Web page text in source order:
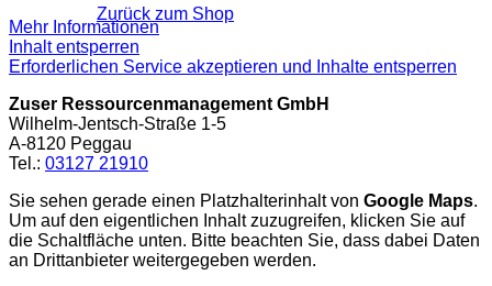
Zurück zum Shop
Mehr Informationen
Inhalt entsperren
Erforderlichen Service akzeptieren und Inhalte entsperren
Zuser Ressourcenmanagement GmbH
Wilhelm-Jentsch-Straße 1-5
A-8120 Peggau
Tel.: 03127 21910
Sie sehen gerade einen Platzhalterinhalt von Google Maps.
Um auf den eigentlichen Inhalt zuzugreifen, klicken Sie auf
die Schaltfläche unten. Bitte beachten Sie, dass dabei Daten
an Drittanbieter weitergegeben werden.